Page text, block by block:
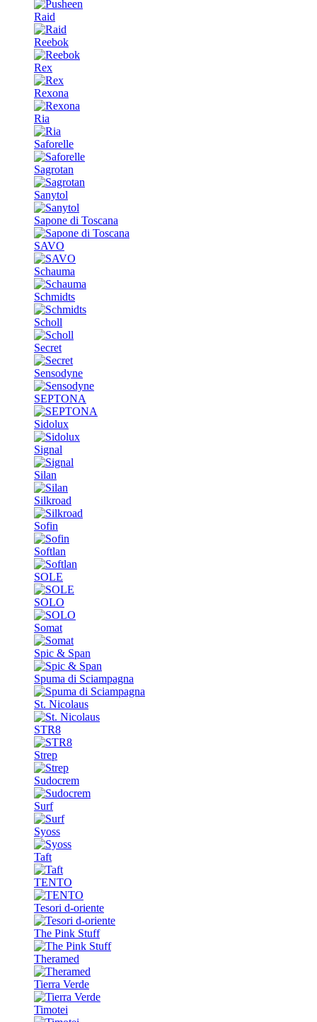
Raid
Reebok
Rex
Rexona
Ria
Saforelle
Sagrotan
Sanytol
Sapone di Toscana
SAVO
Schauma
Schmidts
Scholl
Secret
Sensodyne
SEPTONA
Sidolux
Signal
Silan
Silkroad
Sofin
Softlan
SOLE
SOLO
Somat
Spic & Span
Spuma di Sciampagna
St. Nicolaus
STR8
Strep
Sudocrem
Surf
Syoss
Taft
TENTO
Tesori d-oriente
The Pink Stuff
Theramed
Tierra Verde
Timotei